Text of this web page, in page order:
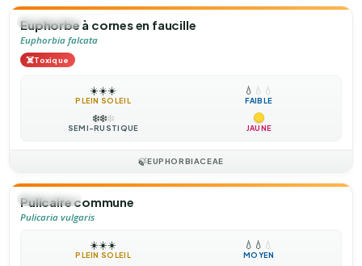
🌻ANNUELLE
Euphorbe à cornes en faucille
Euphorbia falcata
☠️Toxique
☀️☀️☀️
PLEIN SOLEIL
💧 💧 💧
FAIBLE
❄️❄️❄️
SEMI-RUSTIQUE JAUNE
🍃EUPHORBIACEAE
🌻ANNUELLE
Pulicaire commune
Pulicaria vulgaris
☀️☀️☀️
PLEIN SOLEIL
💧 💧 💧
MOYEN